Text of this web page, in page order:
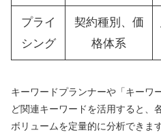
プライ
シング
契約種別、価
格体系
キーワードプランナーや「キーワ
ど関連キーワードを活用すると、
ボリュームを定量的に分析できま